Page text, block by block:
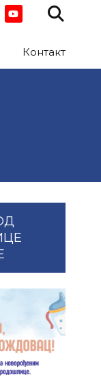
Контакт